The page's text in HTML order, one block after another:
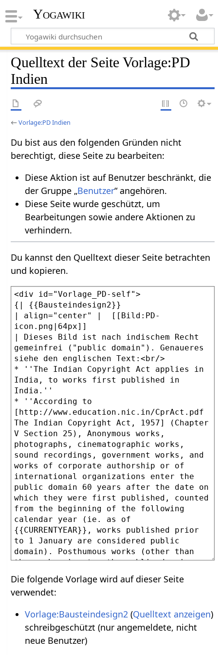
Yogawiki
Quelltext der Seite Vorlage:PD
Indien
←Vorlage:PD Indien
Du bist aus den folgenden Gründen nicht
berechtigt, diese Seite zu bearbeiten:
Diese Aktion ist auf Benutzer beschränkt, die
der Gruppe „Benutzer“ angehören.
Diese Seite wurde geschützt, um
Bearbeitungen sowie andere Aktionen zu
verhindern.
Du kannst den Quelltext dieser Seite betrachten
und kopieren.
Die folgende Vorlage wird auf dieser Seite
verwendet:
Vorlage:Bausteindesign2(Quelltext anzeigen)
schreibgeschützt (nur angemeldete, nicht
neue Benutzer)